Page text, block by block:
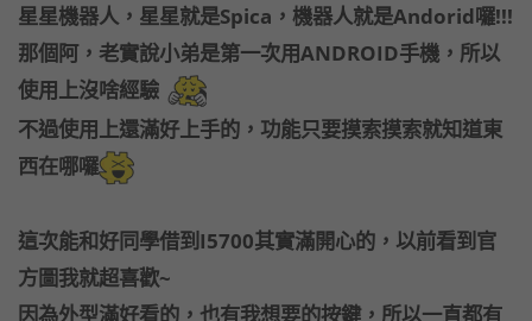
星星機器人，星星就是Spica，機器人就是Andorid囉!!!
那個阿，老實說小弟是第一次用ANDROID手機，所以
使用上沒啥經驗
不過使用上還滿好上手的，功能只要摸索摸索就知道東
西在哪囉
這次能和好同學借到I5700其實滿開心的，以前看到官
方圖我就超喜歡~
因為外型滿好看的，也有我想要的按鍵，所以一直都有